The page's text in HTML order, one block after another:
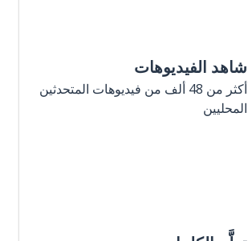
شاهد الفيديوهات
أكثر من 48 ألف من فيديوهات المتحدثين
المحليين